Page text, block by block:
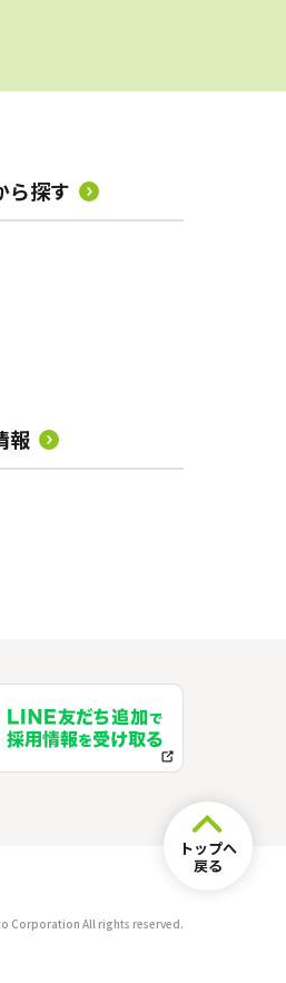
ら探す
報
トップへ
戻る
Corporation All rights reserved.